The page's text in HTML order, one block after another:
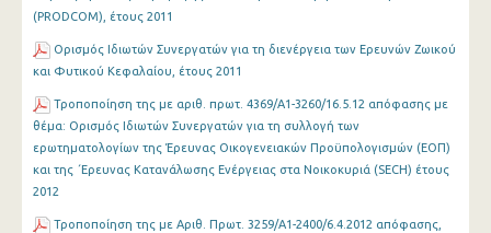
(PRODCOM), έτους 2011
Ορισμός Ιδιωτών Συνεργατών για τη διενέργεια των Ερευνών Ζωικού
και Φυτικού Κεφαλαίου, έτους 2011
Τροποποίηση της με αριθ. πρωτ. 4369/A1-3260/16.5.12 απόφασης με
θέμα: Ορισμός Ιδιωτών Συνεργατών για τη συλλογή των
ερωτηματολογίων της Έρευνας Οικογενειακών Προϋπολογισμών (ΕΟΠ)
και της ΄Ερευνας Κατανάλωσης Ενέργειας στα Νοικοκυριά (SECH) έτους
2012
Τροποποίηση της με Αριθ. Πρωτ. 3259/Α1-2400/6.4.2012 απόφασης,